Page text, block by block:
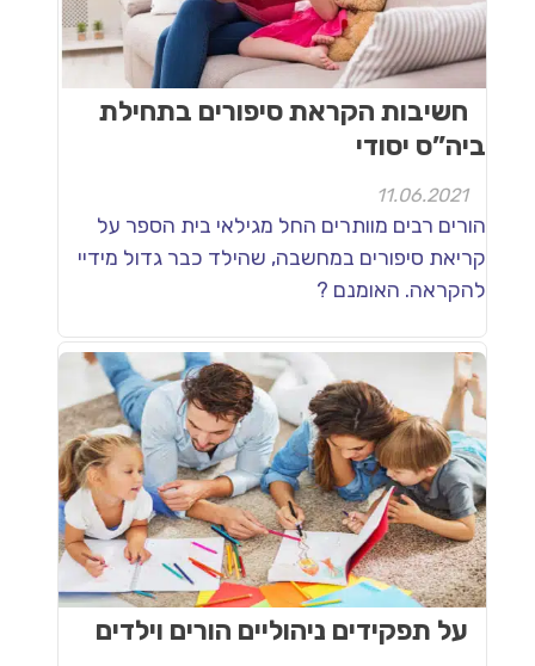
חשיבות הקראת סיפורים בתחילת
ביה”ס יסודי
11.06.2021
הורים רבים מוותרים החל מגילאי בית הספר על
קריאת סיפורים במחשבה, שהילד כבר גדול מידיי
להקראה. האומנם ?
על תפקידים ניהוליים הורים וילדים